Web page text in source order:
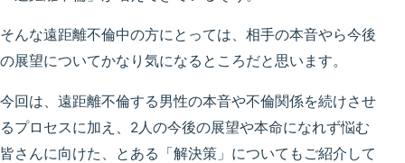
そんな遠距離不倫中の方にとっては、相手の本音やら今後
の展望についてかなり気になるところだと思います。
今回は、遠距離不倫する男性の本音や不倫関係を続けさせ
るプロセスに加え、2人の今後の展望や本命になれず悩む
皆さんに向けた、とある「解決策」についてもご紹介して